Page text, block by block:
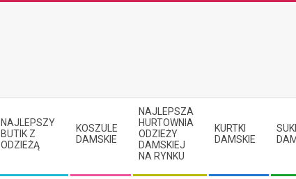
NAJLEPSZY
BUTIK Z
ODZIEŻĄ
KOSZULE
DAMSKIE
NAJLEPSZA
HURTOWNIA
ODZIEŻY
DAMSKIEJ
NA RYNKU
KURTKI
DAMSKIE